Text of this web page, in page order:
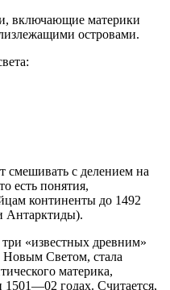
включающие материки
островами.
смешивать с делением на
есть понятия,
континенты до 1492
Антарктиды).
«известных древним»
Светом, стала
материка,
1501—02 годах. Считается,